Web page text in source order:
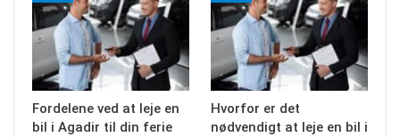
Fordelene ved at leje en
bil i Agadir til din ferie
Hvorfor er det
nødvendigt at leje en bil i